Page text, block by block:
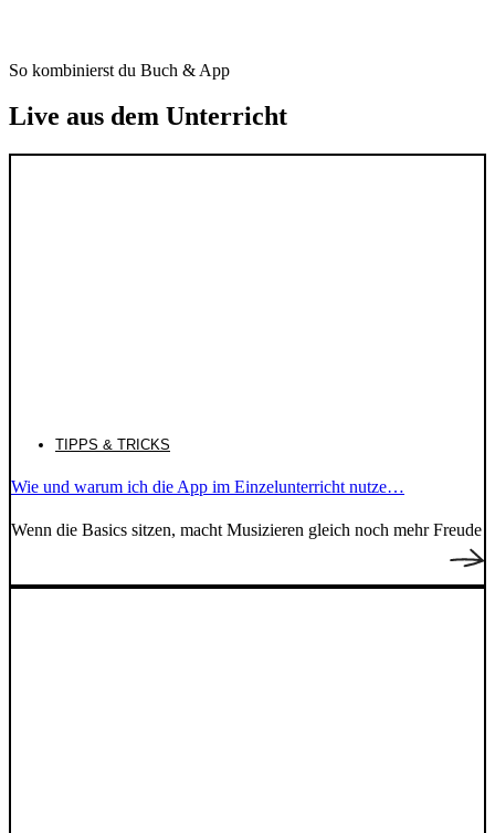
So kombinierst du Buch & App
Live aus dem Unterricht
TIPPS & TRICKS
Wie und warum ich die App im Einzelunterricht nutze…
Wenn die Basics sitzen, macht Musizieren gleich noch mehr Freude